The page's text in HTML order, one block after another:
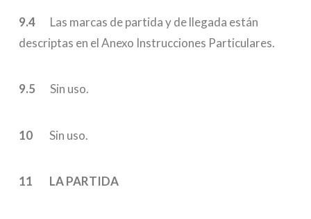
9.4 Las marcas de partida y de llegada están
descriptas en el Anexo Instrucciones Particulares.
9.5 Sin uso.
10 Sin uso.
11 LA PARTIDA